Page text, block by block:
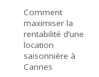
Comment
maximiser la
rentabilité d’une
location
saisonnière à
Cannes